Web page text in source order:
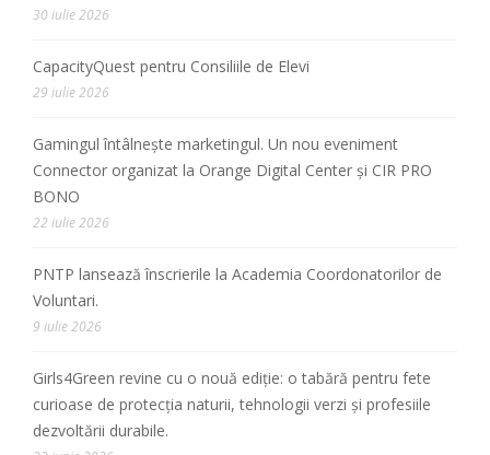
30 iulie 2026
CapacityQuest pentru Consiliile de Elevi
29 iulie 2026
Gamingul întâlnește marketingul. Un nou eveniment
Connector organizat la Orange Digital Center și CIR PRO
BONO
22 iulie 2026
PNTP lansează înscrierile la Academia Coordonatorilor de
Voluntari.
9 iulie 2026
Girls4Green revine cu o nouă ediție: o tabără pentru fete
curioase de protecția naturii, tehnologii verzi și profesiile
dezvoltării durabile.